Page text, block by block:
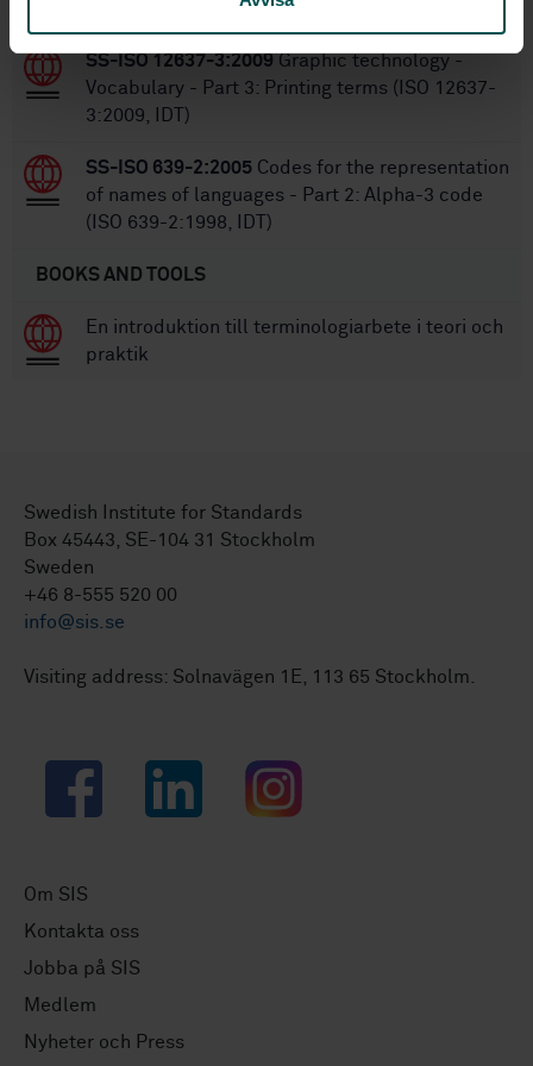
serialization (ISO 24613-5:2022, IDT)
SS-ISO 12637-3:2009 Graphic technology -
Vocabulary - Part 3: Printing terms (ISO 12637-
3:2009, IDT)
SS-ISO 639-2:2005 Codes for the representation
of names of languages - Part 2: Alpha-3 code
(ISO 639-2:1998, IDT)
BOOKS AND TOOLS
En introduktion till terminologiarbete i teori och
praktik
Swedish Institute for Standards
Box 45443, SE-104 31 Stockholm
Sweden
+46 8-555 520 00
info@sis.se
Visiting address: Solnavägen 1E, 113 65 Stockholm.
Facebook LinkedIn Instagram
Om SIS
Kontakta oss
Jobba på SIS
Medlem
Nyheter och Press